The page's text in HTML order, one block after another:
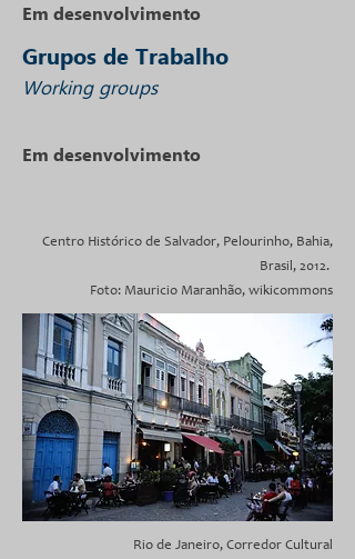
Em desenvolvimento
Grupos de Trabalho
Working groups
Em desenvolvimento
Centro Histórico de Salvador, Pelourinho, Bahia,
Brasil, 2012.
Foto: Mauricio Maranhão, wikicommons
Rio de Janeiro, Corredor Cultural